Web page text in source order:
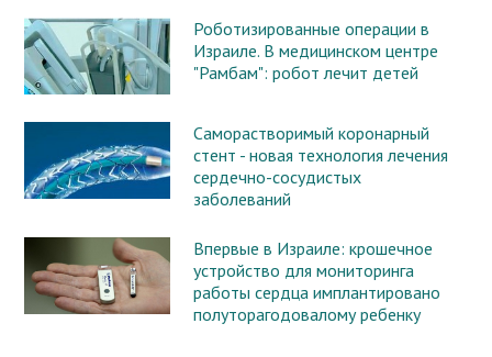
Роботизированные операции в
Израиле. В медицинском центре
"Рамбам": робот лечит детей
Саморастворимый коронарный
стент - новая технология лечения
сердечно-сосудистых
заболеваний
Впервые в Израиле: крошечное
устройство для мониторинга
работы сердца имплантировано
полуторагодовалому ребенку